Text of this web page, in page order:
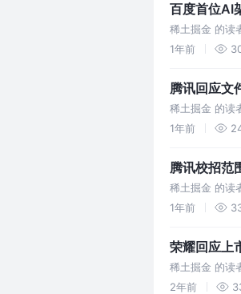
百度首位AI
稀土掘金 的读
5000字长文回
1年前
腾讯回应文
欢的网站|
稀土掘金 的读
文件传输助手
1年前
腾讯校招范
稀土掘金 的读
觉得小米做得
1年前
荣耀回应上
稀土掘金 的读
物理学家李政
2年前